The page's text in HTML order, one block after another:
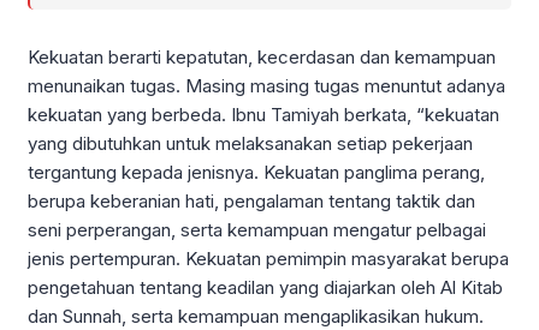
Kekuatan berarti kepatutan, kecerdasan dan kemampuan
menunaikan tugas. Masing masing tugas menuntut adanya
kekuatan yang berbeda. Ibnu Tamiyah berkata, “kekuatan
yang dibutuhkan untuk melaksanakan setiap pekerjaan
tergantung kepada jenisnya. Kekuatan panglima perang,
berupa keberanian hati, pengalaman tentang taktik dan
seni perperangan, serta kemampuan mengatur pelbagai
jenis pertempuran. Kekuatan pemimpin masyarakat berupa
pengetahuan tentang keadilan yang diajarkan oleh Al Kitab
dan Sunnah, serta kemampuan mengaplikasikan hukum.